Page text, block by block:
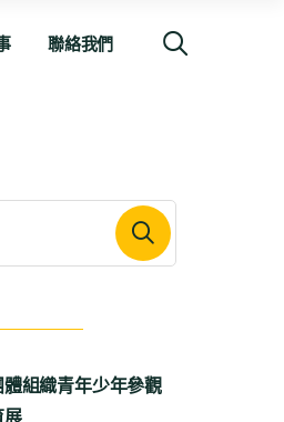
聯絡我們
組織青年少年參觀